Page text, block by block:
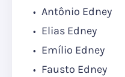
Antônio Edney
Elias Edney
Emílio Edney
Fausto Edney